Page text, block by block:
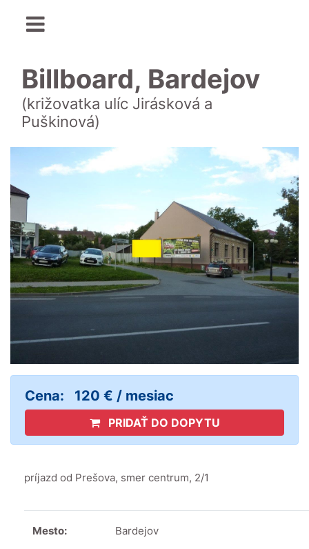
Billboard, Bardejov
(križovatka ulíc Jirásková a
Puškinová)
Cena: 120 € / mesiac
PRIDAŤ DO DOPYTU
príjazd od Prešova, smer centrum, 2/1
Mesto: Bardejov